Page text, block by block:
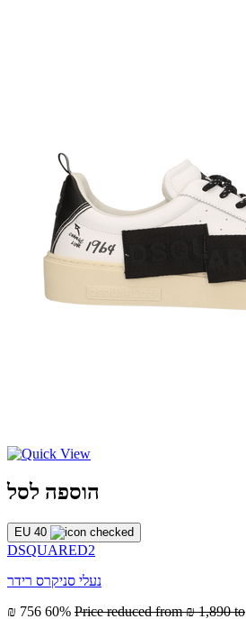
הוספה לסל
EU 40
DSQUARED2
נעלי סניקרס רידר
₪ 756 60% Price reduced from₪ 1,890 to